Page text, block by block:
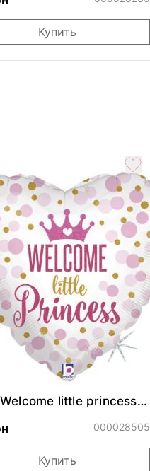
Купить
little princess"
000028505
Купить